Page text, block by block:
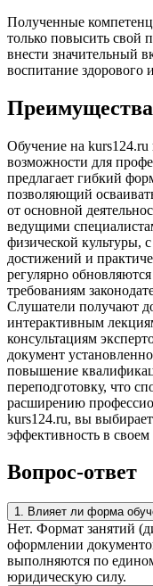
Полученные
только повысить свой
внести значительный
воспитание здорового
Обучение на kurs124.ru
возможности для
предлагает гибкий
позволяющий
от основной
ведущими
физической культуры,
достижений и
регулярно
требованиям
Слушатели получают
интерактивным
консультациям
документ
повышение
переподготовку, что
расширению
kurs124.ru, вы
эффективность в
Вопрос-ответ
1. Влияет ли форма
Нет. Формат занятий
оформлении
выполняются по
юридическую силу.